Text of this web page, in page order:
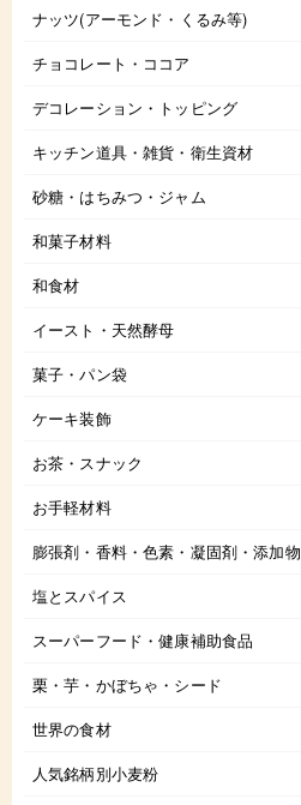
ナッツ(アーモンド・くるみ等)
チョコレート・ココア
デコレーション・トッピング
キッチン道具・雑貨・衛生資材
砂糖・はちみつ・ジャム
和菓子材料
和食材
イースト・天然酵母
菓子・パン袋
ケーキ装飾
お茶・スナック
お手軽材料
膨張剤・香料・色素・凝固剤・添加物
塩とスパイス
スーパーフード・健康補助食品
栗・芋・かぼちゃ・シード
世界の食材
人気銘柄別小麦粉